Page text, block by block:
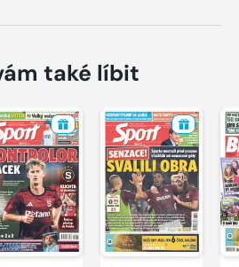
také líbit